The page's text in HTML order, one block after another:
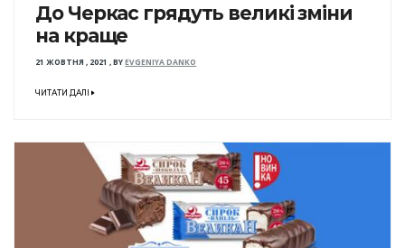
До Черкас грядуть великі зміни
на краще
21 ЖОВТНЯ , 2021 ,BYEVGENIYA DANKO
ЧИТАТИ ДАЛІ